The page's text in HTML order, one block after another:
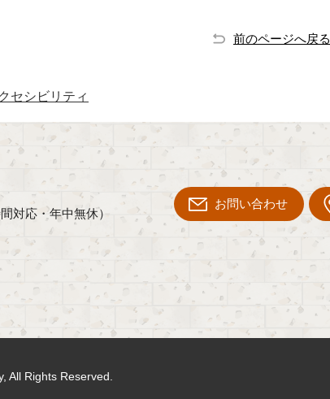
前のページへ戻る
セシビリティ
対応・年中無休）
お問い合わせ
All Rights Reserved.